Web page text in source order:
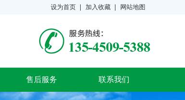
设为首页 加入收藏 网站地图
售后服务 联系我们